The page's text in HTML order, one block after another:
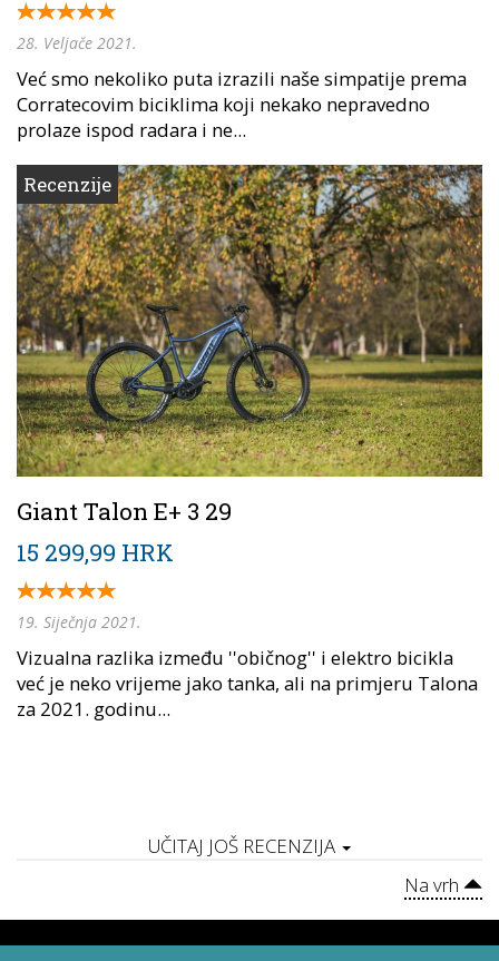
28. Veljače 2021.
Već smo nekoliko puta izrazili naše simpatije prema
Corratecovim biciklima koji nekako nepravedno
prolaze ispod radara i ne...
Recenzije
Giant Talon E+ 3 29
15 299,99 HRK
19. Siječnja 2021.
Vizualna razlika između ''običnog'' i elektro bicikla
već je neko vrijeme jako tanka, ali na primjeru Talona
za 2021. godinu...
UČITAJ JOŠ RECENZIJA
Na vrh